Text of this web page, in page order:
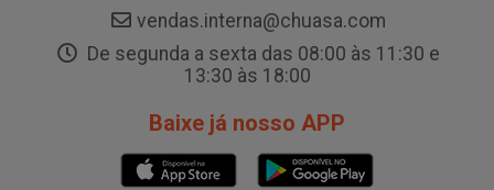
vendas.interna@chuasa.com
De segunda a sexta das 08:00 às 11:30 e
13:30 às 18:00
Baixe já nosso APP